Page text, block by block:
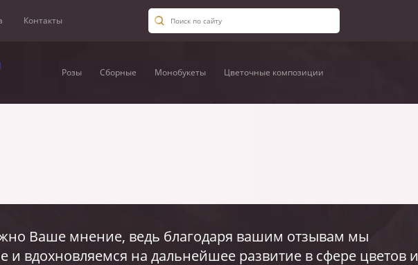
Контакты
Розы Сборные Монобукеты Цветочные композиции
Ваше мнение, ведь благодаря вашим отзывам мы
и вдохновляемся на дальнейшее развитие в сфере цветов и